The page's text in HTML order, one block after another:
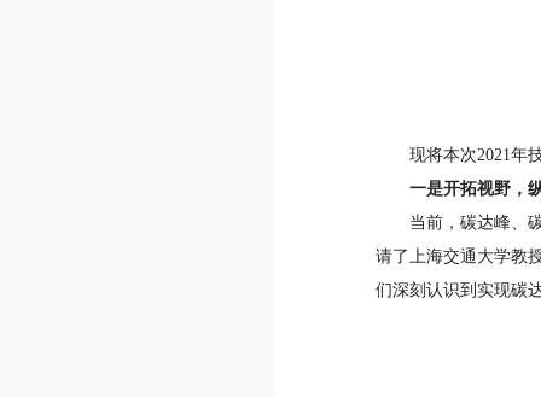
现将本次2021年
一是开拓视野，
当前，碳达峰、
请了上海交通大学教
们深刻认识到实现碳